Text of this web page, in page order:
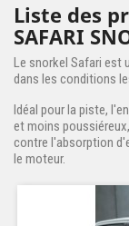
Liste des
SAFARI
Le snorkel Safari est
dans les conditions
Idéal pour la piste,
et moins
contre l'absorption
le moteur.